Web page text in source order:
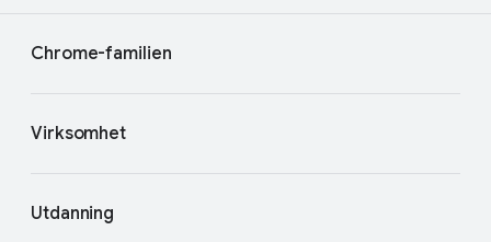
Chrome-familien
Virksomhet
Utdanning